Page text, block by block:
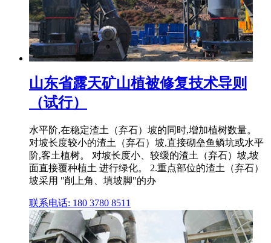
山东省露天矿山植被修复技术导则
（试行）
水平阶,在稳定渣土（弃石）坡的同时,增加植树数量。
对坡长度较小的渣土（弃石）坡,直接砌垒鱼鳞坑或水平
阶,客土植树。 对坡长度小、较缓的渣土（弃石）坡,坡
面直接覆种植土 进行绿化。 2.重点部位的渣土（弃石）
坡采用 "削上角、填坡脚"的办
联系电话: 180 3780 8511